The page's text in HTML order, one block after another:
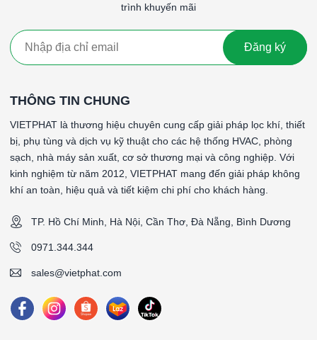
trình khuyến mãi
Đăng ký
THÔNG TIN CHUNG
VIETPHAT là thương hiệu chuyên cung cấp giải pháp lọc khí, thiết
bị, phụ tùng và dịch vụ kỹ thuật cho các hệ thống HVAC, phòng
sạch, nhà máy sản xuất, cơ sở thương mại và công nghiệp. Với
kinh nghiệm từ năm 2012, VIETPHAT mang đến giải pháp không
khí an toàn, hiệu quả và tiết kiệm chi phí cho khách hàng.
TP. Hồ Chí Minh, Hà Nội, Cần Thơ, Đà Nẵng, Bình Dương
0971.344.344
sales@vietphat.com